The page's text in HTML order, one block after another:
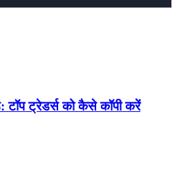
टॉप ट्रेडर्स को कैसे कॉपी करें